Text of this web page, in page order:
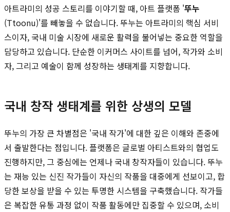
아트라미의 성공 스토리를 이야기할 때, 아트 플랫폼 '뚜누
(Ttoonu)'를 빼놓을 수 없습니다. 뚜누는 아트라미의 핵심 서비
스이자, 국내 미술 시장에 새로운 활력을 불어넣는 중요한 역할을
담당하고 있습니다. 단순한 이커머스 사이트를 넘어, 작가와 소비
자, 그리고 예술이 함께 성장하는 생태계를 지향합니다.
국내 창작 생태계를 위한 상생의 모델
뚜누의 가장 큰 차별점은 '국내 작가'에 대한 깊은 이해와 존중에
서 출발한다는 점입니다. 플랫폼은 글로벌 아티스트와의 협업도
진행하지만, 그 중심에는 언제나 국내 창작자들이 있습니다. 뚜누
는 재능 있는 신진 작가들이 자신의 작품을 대중에게 선보이고, 합
당한 보상을 받을 수 있는 투명한 시스템을 구축했습니다. 작가들
은 복잡한 유통 과정 없이 작품 활동에만 집중할 수 있으며, 소비